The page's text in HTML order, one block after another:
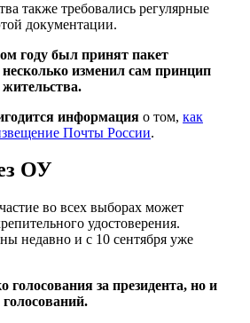
также требовались регулярные
документации.
году был принят пакет
изменил сам принцип
информация о том, как
Почты России.
ОУ
во всех выборах может
удостоверения.
недавно и с 10 сентября уже
голосования за президента, но и